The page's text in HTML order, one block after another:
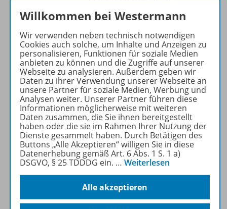
einen schnellen und
komfortablen Zugriff auf alle
wissenschaftlichen Artikel.
ZUM ZEITSCHRIFTENKIOSK
Produktinformationen
Beschreibung
Bezugsbedingungen
Willkommen bei Westermann
Wir verwenden neben technisch notwendigen
Cookies auch solche, um Inhalte und Anzeigen zu
personalisieren, Funktionen für soziale Medien
anbieten zu können und die Zugriffe auf unserer
Webseite zu analysieren. Außerdem geben wir
Daten zu ihrer Verwendung unserer Webseite an
unsere Partner für soziale Medien, Werbung und
Analysen weiter. Unserer Partner führen diese
Informationen möglicherweise mit weiteren
Daten zusammen, die Sie ihnen bereitgestellt
haben oder die sie im Rahmen Ihrer Nutzung der
Dienste gesammelt haben. Durch Betätigen des
Buttons „Alle Akzeptieren“ willigen Sie in diese
Datenerhebung gemäß Art. 6 Abs. 1 S. 1 a)
DSGVO, § 25 TDDDG ein. … Weiterlesen
Alle akzeptieren